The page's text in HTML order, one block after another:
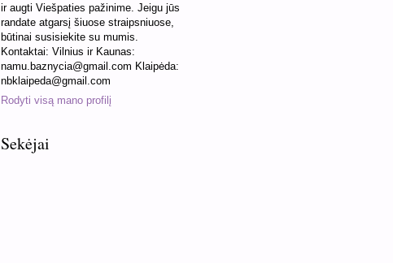
ir augti Viešpaties pažinime. Jeigu jūs
randate atgarsį šiuose straipsniuose,
būtinai susisiekite su mumis.
Kontaktai: Vilnius ir Kaunas:
namu.baznycia@gmail.com Klaipėda:
nbklaipeda@gmail.com
Rodyti visą mano profilį
Sekėjai